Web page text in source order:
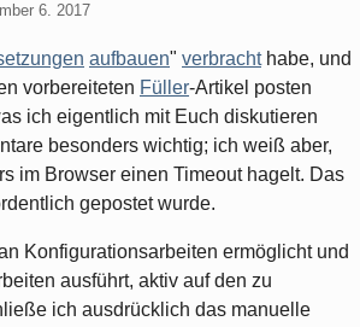
6. 2017
aufbauen" verbrachthabe, und
vorbereiteten Füller-Artikel posten
ich eigentlich mit Euch diskutieren
besonders wichtig; ich weiß aber,
im Browser einen Timeout hagelt. Das
gepostet wurde.
Konfigurationsarbeiten ermöglicht und
ausführt, aktiv auf den zu
ich ausdrücklich das manuelle